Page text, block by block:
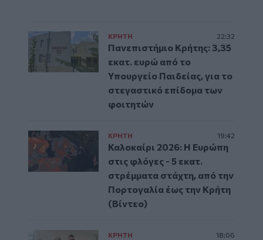
ΚΡΗΤΗ 22:32
Πανεπιστήμιο Κρήτης: 3,35
εκατ. ευρώ από το
Υπουργείο Παιδείας, για το
στεγαστικό επίδομα των
φοιτητών
ΚΡΗΤΗ 19:42
Καλοκαίρι 2026: Η Ευρώπη
στις φλόγες - 5 εκατ.
στρέμματα στάχτη, από την
Πορτογαλία έως την Κρήτη
(Βίντεο)
ΚΡΗΤΗ 18:06